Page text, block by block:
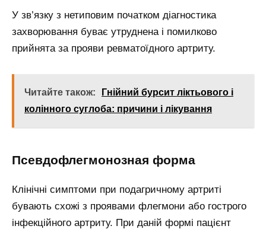
У зв’язку з нетиповим початком діагностика
захворювання буває утруднена і помилково
прийнята за прояви ревматоїдного артриту.
Читайте також:
Гнійний бурсит ліктьового і
колінного суглоба: причини і лікування
Псевдофлегмонозная форма
Клінічні симптоми при подагричному артриті
бувають схожі з проявами флегмони або гострого
інфекційного артриту. При даній формі пацієнт